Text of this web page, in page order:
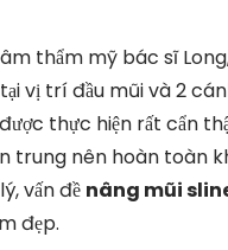
thẩm mỹ bác sĩ
vị trí đầu mũi và 2
thực hiện rất cẩn
nên hoàn toàn
vấn đề nâng mũi
đẹp.